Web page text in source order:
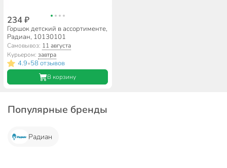
234 ₽
Горшок детский в ассортименте,
Радиан, 10130101
Самовывоз: 11 августа
Курьером:завтра
4.9•58 отзывов
В корзину
Популярные бренды
Радиан